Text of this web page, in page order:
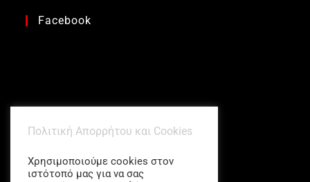
Facebook
Πολιτική Απορρήτου και Cookies
Χρησιμοποιούμε cookies στον
ιστότοπό μας για να σας